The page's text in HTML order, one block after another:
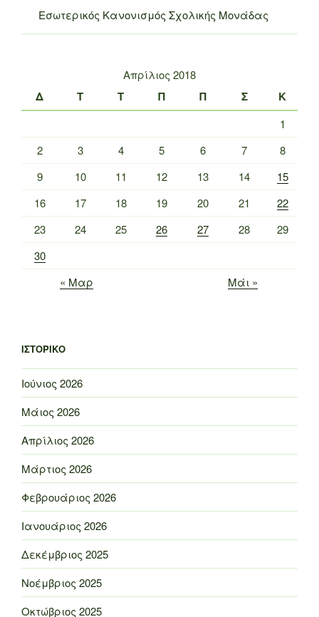
Εσωτερικός Κανονισμός Σχολικής Μονάδας
Απρίλιος 2018
Δ Τ Τ Π Π Σ Κ
1
2
3 4 5 6 7
8
9
10 11 12 13 14
15
16
17 18 19 20 21
22
23
24 25 26 27 28
29
30
« Μαρ
Μάι »
ΙΣΤΟΡΙΚΌ
Ιούνιος 2026
Μάιος 2026
Απρίλιος 2026
Μάρτιος 2026
Φεβρουάριος 2026
Ιανουάριος 2026
Δεκέμβριος 2025
Νοέμβριος 2025
Οκτώβριος 2025